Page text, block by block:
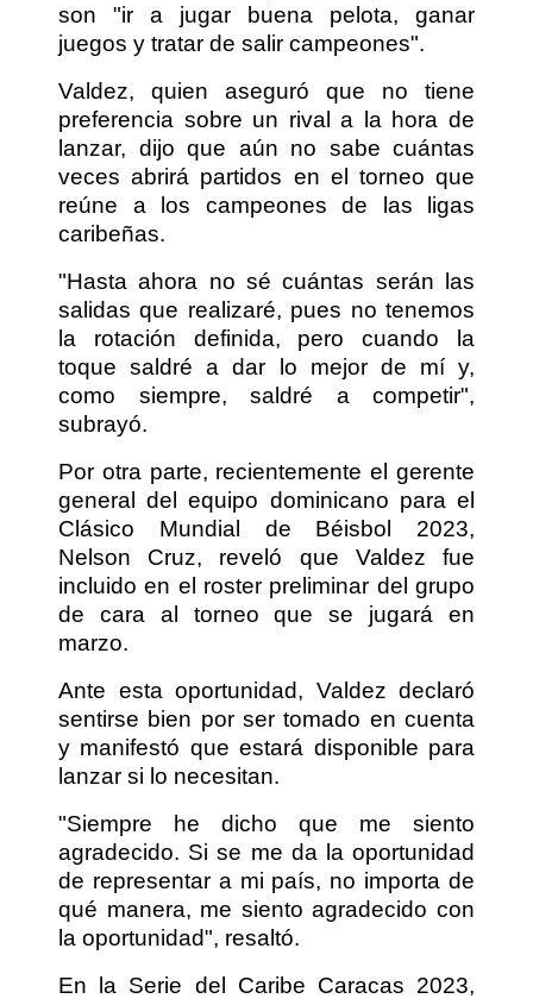
son "ir a jugar buena pelota, ganar
juegos y tratar de salir campeones".
Valdez, quien aseguró que no tiene
preferencia sobre un rival a la hora de
lanzar, dijo que aún no sabe cuántas
veces abrirá partidos en el torneo que
reúne a los campeones de las ligas
caribeñas.
"Hasta ahora no sé cuántas serán las
salidas que realizaré, pues no tenemos
la rotación definida, pero cuando la
toque saldré a dar lo mejor de mí y,
como siempre, saldré a competir",
subrayó.
Por otra parte, recientemente el gerente
general del equipo dominicano para el
Clásico Mundial de Béisbol 2023,
Nelson Cruz, reveló que Valdez fue
incluido en el roster preliminar del grupo
de cara al torneo que se jugará en
marzo.
Ante esta oportunidad, Valdez declaró
sentirse bien por ser tomado en cuenta
y manifestó que estará disponible para
lanzar si lo necesitan.
"Siempre he dicho que me siento
agradecido. Si se me da la oportunidad
de representar a mi país, no importa de
qué manera, me siento agradecido con
la oportunidad", resaltó.
En la Serie del Caribe Caracas 2023,